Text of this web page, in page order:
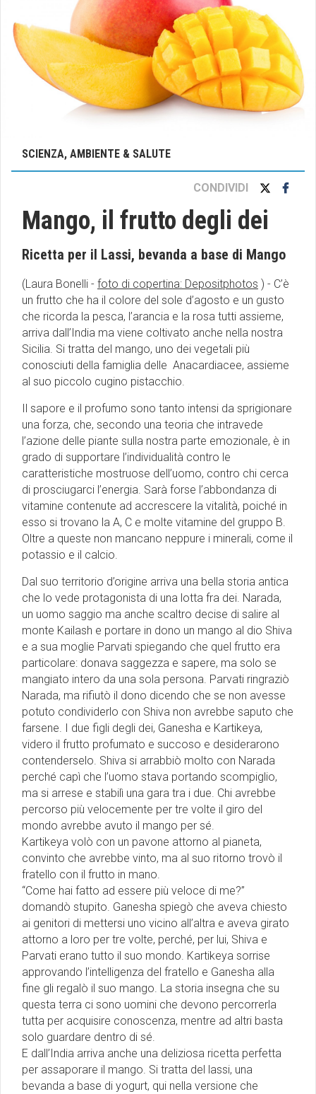
SCIENZA, AMBIENTE & SALUTE
CONDIVIDI
Mango, il frutto degli dei
Ricetta per il Lassi, bevanda a base di Mango
(Laura Bonelli - foto di copertina: Depositphotos ) - C’è
un frutto che ha il colore del sole d’agosto e un gusto
che ricorda la pesca, l’arancia e la rosa tutti assieme,
arriva dall’India ma viene coltivato anche nella nostra
Sicilia. Si tratta del mango, uno dei vegetali più
conosciuti della famiglia delle Anacardiacee, assieme
al suo piccolo cugino pistacchio.
Il sapore e il profumo sono tanto intensi da sprigionare
una forza, che, secondo una teoria che intravede
l’azione delle piante sulla nostra parte emozionale, è in
grado di supportare l’individualità contro le
caratteristiche mostruose dell’uomo, contro chi cerca
di prosciugarci l’energia. Sarà forse l’abbondanza di
vitamine contenute ad accrescere la vitalità, poiché in
esso si trovano la A, C e molte vitamine del gruppo B.
Oltre a queste non mancano neppure i minerali, come il
potassio e il calcio.
Dal suo territorio d’origine arriva una bella storia antica
che lo vede protagonista di una lotta fra dei. Narada,
un uomo saggio ma anche scaltro decise di salire al
monte Kailash e portare in dono un mango al dio Shiva
e a sua moglie Parvati spiegando che quel frutto era
particolare: donava saggezza e sapere, ma solo se
mangiato intero da una sola persona. Parvati ringraziò
Narada, ma rifiutò il dono dicendo che se non avesse
potuto condividerlo con Shiva non avrebbe saputo che
farsene. I due figli degli dei, Ganesha e Kartikeya,
videro il frutto profumato e succoso e desiderarono
contenderselo. Shiva si arrabbiò molto con Narada
perché capì che l’uomo stava portando scompiglio,
ma si arrese e stabilì una gara tra i due. Chi avrebbe
percorso più velocemente per tre volte il giro del
mondo avrebbe avuto il mango per sé.
Kartikeya volò con un pavone attorno al pianeta,
convinto che avrebbe vinto, ma al suo ritorno trovò il
fratello con il frutto in mano.
“Come hai fatto ad essere più veloce di me?”
domandò stupito. Ganesha spiegò che aveva chiesto
ai genitori di mettersi uno vicino all’altra e aveva girato
attorno a loro per tre volte, perché, per lui, Shiva e
Parvati erano tutto il suo mondo. Kartikeya sorrise
approvando l’intelligenza del fratello e Ganesha alla
fine gli regalò il suo mango. La storia insegna che su
questa terra ci sono uomini che devono percorrerla
tutta per acquisire conoscenza, mentre ad altri basta
solo guardare dentro di sé.
E dall’India arriva anche una deliziosa ricetta perfetta
per assaporare il mango. Si tratta del lassi, una
bevanda a base di yogurt, qui nella versione che